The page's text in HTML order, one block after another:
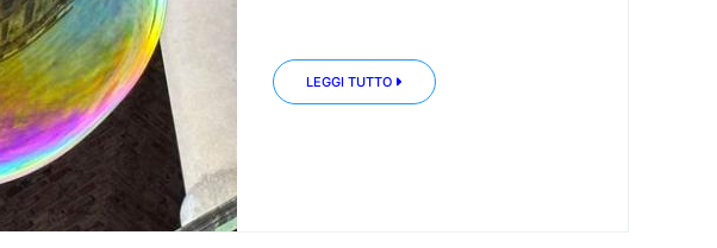
LEGGI TUTTO